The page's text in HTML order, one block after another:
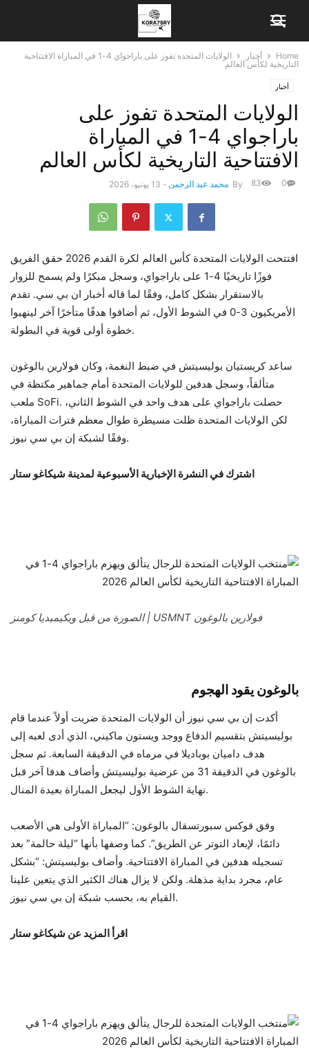
Home أخبار
الولايات المتحدة تفوز على باراجواي 4-1 في المباراة الافتتاحية
التاريخية لكأس العالم
أخبار
الولايات المتحدة تفوز على
باراجواي 4-1 في المباراة
الافتتاحية التاريخية لكأس العالم
By محمد عبد الرحمن - 13 يونيو، 2026 0
83
افتتحت الولايات المتحدة كأس العالم لكرة القدم 2026
حقق الفريق
فوزًا تاريخيًا 4-1 على باراجواي، وسجل مبكرًا ولم يسمح للزوار
بالاستقرار بشكل كامل، وفقًا لما قاله أخبار ان بي سي. تقدم
الأمريكيون 3-0 في الشوط الأول، ثم أضافوا هدفًا متأخرًا آخر لينهيوا
خطوة أولى قوية في البطولة.
ساعد كريستيان بوليسيتش في ضبط النغمة، وكان فولارين بالوغون
متألقاً، وسجل هدفين للولايات المتحدة أمام جماهير مكتظة في
ملعب SoFi. حصلت باراجواي على هدف واحد في الشوط الثاني،
لكن الولايات المتحدة ظلت مسيطرة طوال معظم فترات المباراة،
وفقًا لشبكة إن بي سي نيوز.
اشترك في النشرة الإخبارية الأسبوعية لمدينة شيكاغو ستار
فولارين بالوغون USMNT | الصورة من قبل ويكيميديا ​​​​كومنز
بالوغون يقود الهجوم
أكدت إن بي سي نيوز أن الولايات المتحدة ضربت أولاً عندما قام
بوليسيتش بتقسيم الدفاع ووجد ويستون ماكيني، الذي أدى لعبه إلى
هدف داميان بوباديلا في مرماه في الدقيقة السابعة. ثم سجل
بالوغون في الدقيقة 31 من عرضية بوليسيتش وأضاف هدفا آخر قبل
نهاية الشوط الأول ليجعل المباراة بعيدة المنال.
وفق فوكس سبورتسقال بالوغون: “المباراة الأولى هي الأصعب
دائمًا، لإبعاد التوتر عن الطريق”. كما وصفها بأنها “ليلة حالمة” بعد
تسجيله هدفين في المباراة الافتتاحية. وأضاف بوليسيتش: “بشكل
عام، مجرد بداية مذهلة. ولكن لا يزال هناك الكثير الذي يتعين علينا
القيام به، بحسب شبكة إن بي سي نيوز.
اقرأ المزيد عن شيكاغو ستار